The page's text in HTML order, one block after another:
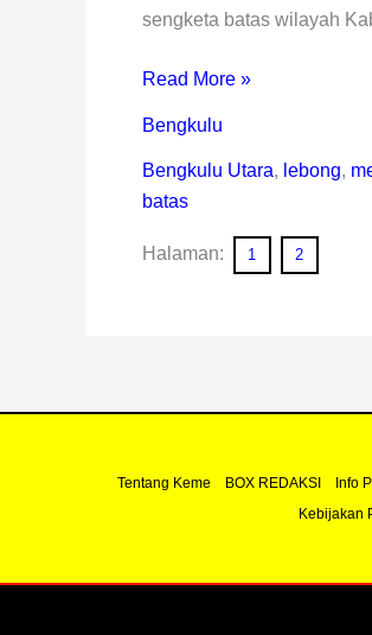
sengketa batas wilayah
Read More »
Bengkulu
Bengkulu Utara, lebong,
batas
Halaman: 1 2
Tentang Keme BOX REDAKSI Info
Kebijakan